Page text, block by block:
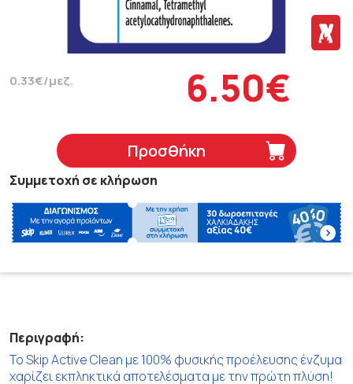
0.33€/μεζ. 6.50€
Προσθήκη
Συμμετοχή σε κλήρωση
Περιγραφή:
Το Skip Active Clean με 100% φυσικής προέλευσης ένζυμα
χαρίζει εκπληκτικά αποτελέσματα με την πρώτη πλύση!